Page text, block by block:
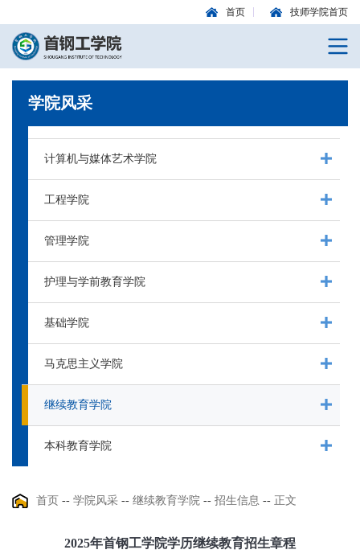
首页 技师学院首页
学院风采
计算机与媒体艺术学院
工程学院
管理学院
护理与学前教育学院
基础学院
马克思主义学院
继续教育学院
本科教育学院
首页 -- 学院风采 -- 继续教育学院 -- 招生信息 -- 正文
2025年首钢工学院学历继续教育招生章程